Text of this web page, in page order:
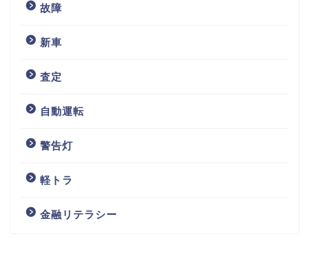
故障
新車
査定
自動運転
警告灯
軽トラ
金融リテラシー